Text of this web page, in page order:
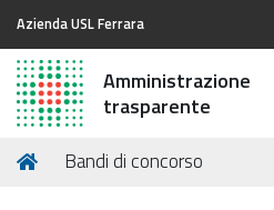
Azienda USL Ferrara
Amministrazione
trasparente
Tu
Home
Bandi di concorso